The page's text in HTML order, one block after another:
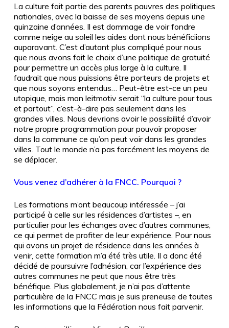
La culture fait partie des parents pauvres des politiques
nationales, avec la baisse de ses moyens depuis une
quinzaine d’années. Il est dommage de voir fondre
comme neige au soleil les aides dont nous bénéficiions
auparavant. C’est d’autant plus compliqué pour nous
que nous avons fait le choix d’une politique de gratuité
pour permettre un accès plus large à la culture. Il
faudrait que nous puissions être porteurs de projets et
que nous soyons entendus… Peut-être est-ce un peu
utopique, mais mon leitmotiv serait “la culture pour tous
et partout”, c’est-à-dire pas seulement dans les
grandes villes. Nous devrions avoir le possibilité d’avoir
notre propre programmation pour pouvoir proposer
dans la commune ce qu’on peut voir dans les grandes
villes. Tout le monde n’a pas forcément les moyens de
se déplacer.
Vous venez d’adhérer à la FNCC. Pourquoi ?
Les formations m’ont beaucoup intéressée – j’ai
participé à celle sur les résidences d’artistes –, en
particulier pour les échanges avec d’autres communes,
ce qui permet de profiter de leur expérience. Pour nous
qui avons un projet de résidence dans les années à
venir, cette formation m’a été très utile. Il a donc été
décidé de poursuivre l’adhésion, car l’expérience des
autres communes ne peut que nous être très
bénéfique. Plus globalement, je n’ai pas d’attente
particulière de la FNCC mais je suis preneuse de toutes
les informations que la Fédération nous fait parvenir.